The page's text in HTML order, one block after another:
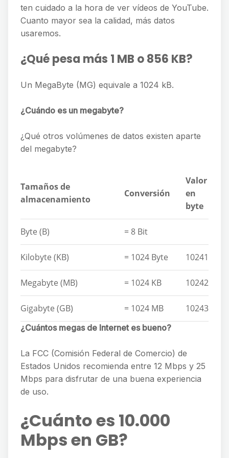
ten cuidado a la hora de ver vídeos de YouTube.
Cuanto mayor sea la calidad, más datos
usaremos.
¿Qué pesa más 1 MB o 856 KB?
Un MegaByte (MG) equivale a 1024 kB.
¿Cuándo es un megabyte?
¿Qué otros volúmenes de datos existen aparte
del megabyte?
Tamaños de
almacenamiento
Conversión
Valor
en
byte
Byte (B) = 8 Bit
Kilobyte (KB) = 1024 Byte 10241
Megabyte (MB) = 1024 KB 10242
Gigabyte (GB) = 1024 MB 10243
¿Cuántos megas de Internet es bueno?
La FCC (Comisión Federal de Comercio) de
Estados Unidos recomienda entre 12 Mbps y 25
Mbps para disfrutar de una buena experiencia
de uso.
¿Cuánto es 10.000
Mbps en GB?